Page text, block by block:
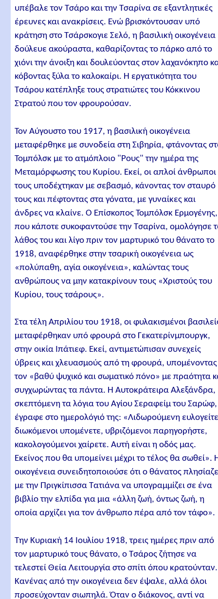
υπέβαλε τον Τσάρο και την Τσαρίνα σε εξαντλητικές
έρευνες και ανακρίσεις. Ενώ βρισκόντουσαν υπό
κράτηση στο Τσάρσκογιε Σελό, η βασιλική οικογένεια
δούλευε ακούραστα, καθαρίζοντας το πάρκο από το
χιόνι την άνοιξη και δουλεύοντας στον λαχανόκηπο
κόβοντας ξύλα το καλοκαίρι. Η εργατικότητα του
Τσάρου κατέπληξε τους στρατιώτες του Κόκκινου
Στρατού που τον φρουρούσαν.
Τον Αύγουστο του 1917, η βασιλική οικογένεια
μεταφέρθηκε με συνοδεία στη Σιβηρία, φτάνοντας
Τομπόλσκ με το ατμόπλοιο "Ρους" την ημέρα της
Μεταμόρφωσης του Κυρίου. Εκεί, οι απλοί άνθρωποι
τους υποδέχτηκαν με σεβασμό, κάνοντας τον σταυρό
τους και πέφτοντας στα γόνατα, με γυναίκες και
άνδρες να κλαίνε. Ο Επίσκοπος Τομπόλσκ Ερμογένης,
που κάποτε συκοφαντούσε την Τσαρίνα, ομολόγησε
λάθος του και λίγο πριν τον μαρτυρικό του θάνατο το
1918, αναφέρθηκε στην τσαρική οικογένεια ως
«πολύπαθη, αγία οικογένεια», καλώντας τους
ανθρώπους να μην κατακρίνουν τους «Χριστούς του
Κυρίου, τους τσάρους».
Στα τέλη Απριλίου του 1918, οι φυλακισμένοι
μεταφέρθηκαν υπό φρουρά στο Γεκατερίνμπουργκ,
στην οικία Ιπάτιεφ. Εκεί, αντιμετώπισαν συνεχείς
ύβρεις και χλευασμούς από τη φρουρά, υπομένοντας
τον «βαθύ ψυχικό και σωματικό πόνο» με πραότητα
συγχωρώντας τα πάντα. Η Αυτοκράτειρα Αλεξάνδρα,
σκεπτόμενη τα λόγια του Αγίου Σεραφείμ του Σαρώφ,
έγραφε στο ημερολόγιό της: «Λιδωρούμενη
διωκόμενοι υπομένετε, υβριζόμενοι παρηγορήστε,
κακολογούμενοι χαίρετε. Αυτή είναι η οδός μας.
Εκείνος που θα υπομείνει μέχρι το τέλος θα σωθεί».
οικογένεια συνειδητοποιούσε ότι ο θάνατος
με την Πριγκίπισσα Τατιάνα να υπογραμμίζει σε ένα
βιβλίο την ελπίδα για μια «άλλη ζωή, όντως ζωή, η
οποία αρχίζει για τον άνθρωπο πέρα από τον τάφο».
Την Κυριακή 14 Ιουλίου 1918, τρεις ημέρες πριν από
τον μαρτυρικό τους θάνατο, ο Τσάρος ζήτησε να
τελεστεί Θεία Λειτουργία στο σπίτι όπου κρατούνταν.
Κανένας από την οικογένεια δεν έψαλε, αλλά όλοι
προσεύχονταν σιωπηλά. Όταν ο διάκονος, αντί να